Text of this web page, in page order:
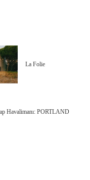
La Folie
Havalimanı: PORTLAND